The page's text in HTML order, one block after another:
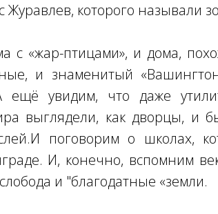
Журавлев, которого называли
с «жар-птицами», и дома,
и знаменитый
ещё увидим, что даже
выглядели, как дворцы, и
поговорим о школах,
И, конечно, вспомним
и "благодатные «земли.